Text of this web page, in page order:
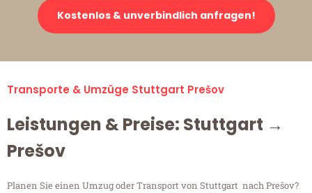
Kostenlos & unverbindlich anfragen!
Transporte & Umzüge Stuttgart Prešov
Leistungen & Preise: Stuttgart →
Prešov
Planen Sie einen Umzug oder Transport von Stuttgart nach Prešov?